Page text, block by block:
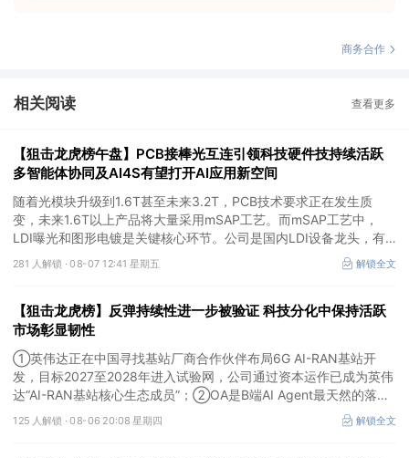
商务合作
相关阅读 查看更多
【狙击龙虎榜午盘】PCB接棒光互连引领科技硬件技持续活跃
多智能体协同及AI4S有望打开AI应用新空间
随着光模块升级到1.6T甚至未来3.2T，PCB技术要求正在发生质
变，未来1.6T以上产品将大量采用mSAP工艺。而mSAP工艺中，
LDI曝光和图形电镀是关键核心环节。公司是国内LDI设备龙头，有
望凭借其解析度更高的LDI技术，成为不可或缺的关键“铲子股”。
281 人解锁 ·08-07 12:41 星期五 解锁全文
【狙击龙虎榜】反弹持续性进一步被验证 科技分化中保持活跃
市场彰显韧性
①英伟达正在中国寻找基站厂商合作伙伴布局6G AI-RAN基站开
发，目标2027至2028年进入试验网，公司通过资本运作已成为英伟
达“AI-RAN基站核心生态成员”；②OA是B端AI Agent最天然的落地
入口，公司凭借数万家企业客户积累的场景厚度正从协同管理软件龙
头进化为企业智能体经济的核心枢纽；③市场重组、股权转让暗线
125 人解锁 ·08-06 20:08 星期四 解锁全文